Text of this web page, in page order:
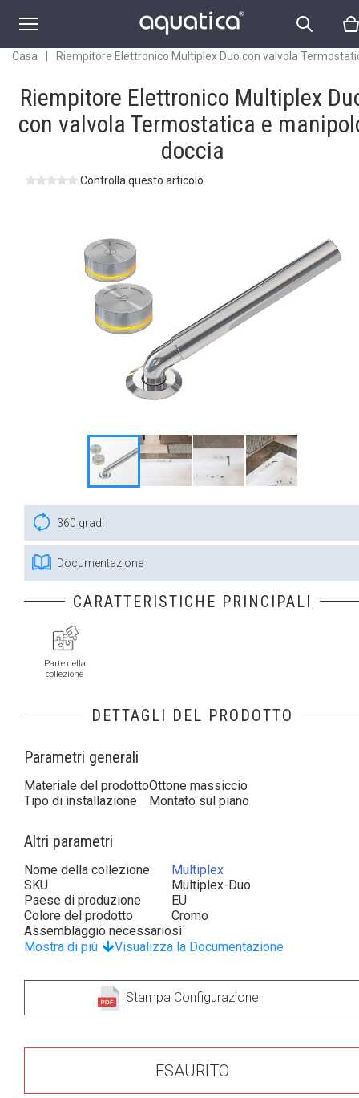
Casa
Riempitore Elettronico Multiplex Duo con valvola
Riempitore Elettronico Multiplex
con valvola Termostatica e
doccia
Controlla questo articolo
360 gradi
Documentazione
CARATTERISTICHE PRINCIPALI
Parte della
collezione
DETTAGLI DEL PRODOTTO
Parametri generali
Materiale del prodottoOttone massiccio
Tipo di installazione
Montato sul piano
Altri parametri
Nome della collezione
Multiplex
SKU
Multiplex-Duo
Paese di produzione
EU
Colore del prodotto
Cromo
Assemblaggio necessariosì
Mostra di più
Visualizza la Documentazione
Stampa Configurazione
ESAURITO